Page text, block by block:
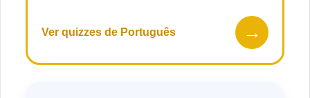
Ver quizzes de Português →